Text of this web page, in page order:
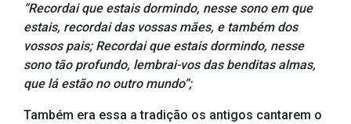
“Recordai que estais dormindo, nesse sono em que
estais, recordai das vossas mães, e também dos
vossos pais; Recordai que estais dormindo, nesse
sono tão profundo, lembrai-vos das benditas almas,
que lá estão no outro mundo”;
Também era essa a tradição os antigos cantarem o